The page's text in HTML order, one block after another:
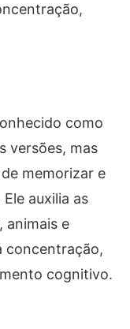
como
versões, mas
memorizar e
auxilia as
animais e
concentração,
cognitivo.